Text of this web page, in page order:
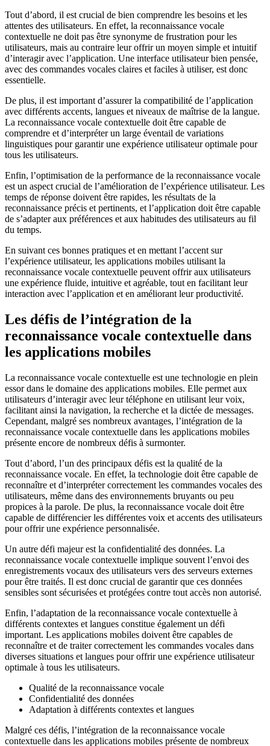
Tout d’abord, il est crucial de bien comprendre les besoins et les
attentes des utilisateurs. En effet, la reconnaissance vocale
contextuelle ne doit pas être synonyme de frustration pour les
utilisateurs, mais au contraire leur offrir un moyen simple et intuitif
d’interagir avec l’application. Une interface utilisateur bien pensée,
avec des commandes vocales claires et faciles à utiliser, est donc
essentielle.
De plus, il est important d’assurer la compatibilité de l’application
avec différents accents, langues et niveaux de maîtrise de la langue.
La reconnaissance vocale contextuelle doit être capable de
comprendre et d’interpréter un large éventail de variations
linguistiques pour garantir une expérience utilisateur optimale pour
tous les utilisateurs.
Enfin, l’optimisation de la performance de la reconnaissance vocale
est un aspect crucial de l’amélioration de l’expérience utilisateur. Les
temps de réponse doivent être rapides, les résultats de la
reconnaissance précis et pertinents, et l’application doit être capable
de s’adapter aux préférences et aux habitudes des utilisateurs au fil
du temps.
En suivant ces bonnes pratiques et en mettant l’accent sur
l’expérience utilisateur, les applications mobiles utilisant la
reconnaissance vocale contextuelle peuvent offrir aux utilisateurs
une expérience fluide, intuitive et agréable, tout en facilitant leur
interaction avec l’application et en améliorant leur productivité.
Les défis de l’intégration de la
reconnaissance vocale contextuelle dans
les applications mobiles
La reconnaissance vocale contextuelle est une technologie en plein
essor dans le domaine des applications mobiles. Elle permet aux
utilisateurs d’interagir avec leur téléphone en utilisant leur voix,
facilitant ainsi la navigation, la recherche et la dictée de messages.
Cependant, malgré ses nombreux avantages, l’intégration de la
reconnaissance vocale contextuelle dans les applications mobiles
présente encore de nombreux défis à surmonter.
Tout d’abord, l’un des principaux défis est la qualité de la
reconnaissance vocale. En effet, la technologie doit être capable de
reconnaître et d’interpréter correctement les commandes vocales des
utilisateurs, même dans des environnements bruyants ou peu
propices à la parole. De plus, la reconnaissance vocale doit être
capable de différencier les différentes voix et accents des utilisateurs
pour offrir une expérience personnalisée.
Un autre défi majeur est la confidentialité des données. La
reconnaissance vocale contextuelle implique souvent l’envoi des
enregistrements vocaux des utilisateurs vers des serveurs externes
pour être traités. Il est donc crucial de garantir que ces données
sensibles sont sécurisées et protégées contre tout accès non autorisé.
Enfin, l’adaptation de la reconnaissance vocale contextuelle à
différents contextes et langues constitue également un défi
important. Les applications mobiles doivent être capables de
reconnaître et de traiter correctement les commandes vocales dans
diverses situations et langues pour offrir une expérience utilisateur
optimale à tous les utilisateurs.
Qualité de la reconnaissance vocale
Confidentialité des données
Adaptation à différents contextes et langues
Malgré ces défis, l’intégration de la reconnaissance vocale
contextuelle dans les applications mobiles présente de nombreux